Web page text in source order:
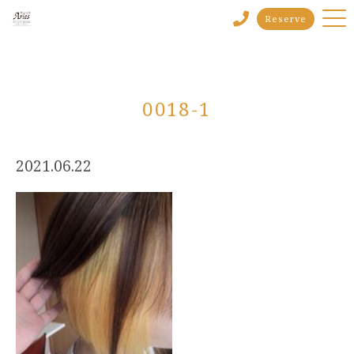
Reserve
0018-1
2021.06.22